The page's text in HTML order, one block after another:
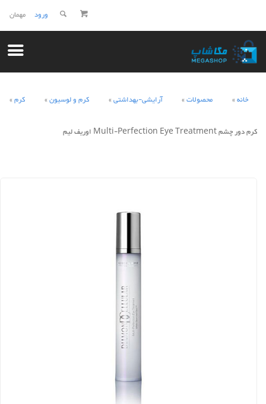
مهمان ورود
خانه محصولات آرایشی-بهداشتی کرم و لوسیون کرم
کرم دور چشم Multi-Perfection Eye Treatment اوریف لیم